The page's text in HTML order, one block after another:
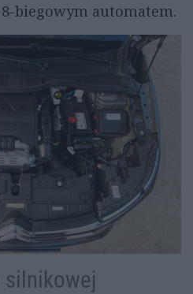
biegowym automatem.
silnikowej